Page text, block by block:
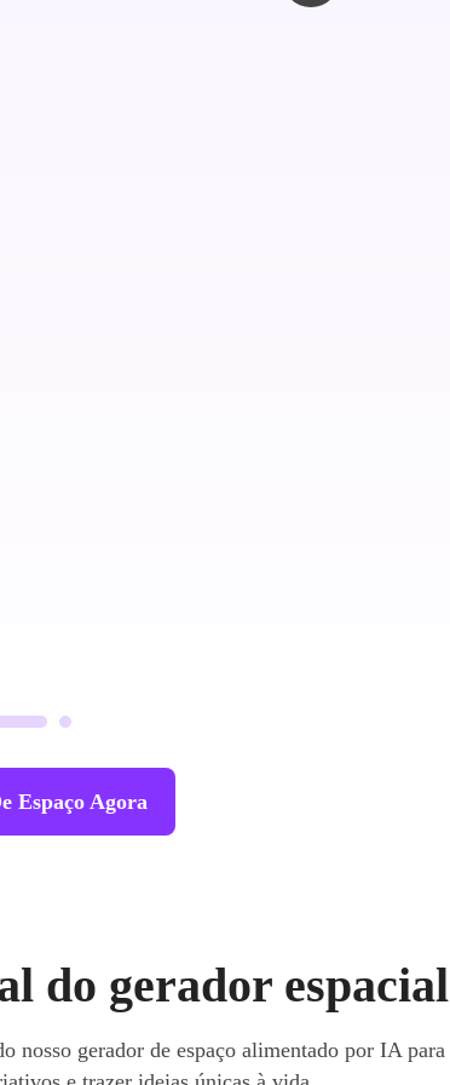
Espaço Agora
do gerador espacial
nosso gerador de espaço alimentado por IA para